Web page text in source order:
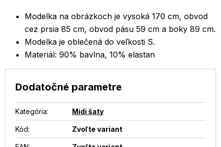
Modelka na obrázkoch je vysoká 170 cm, obvod
cez prsia 85 cm, obvod pásu 59 cm a boky 89 cm.
Modelka je oblečená do veľkosti S.
Materiál: 90% bavlna, 10% elastan
Dodatočné parametre
Kategória: Midi šaty
Kód: Zvoľte variant